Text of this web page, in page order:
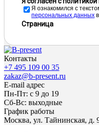
Я ознакомился с
персональных данных
Страница
Контакты
+7 495 109 00 35
zakaz@b-present.ru
E-mail адрес
Пн-Пт: с 9 до 19
Сб-Вс: выходные
График работы
Москва, ул. Тайнинская, д.